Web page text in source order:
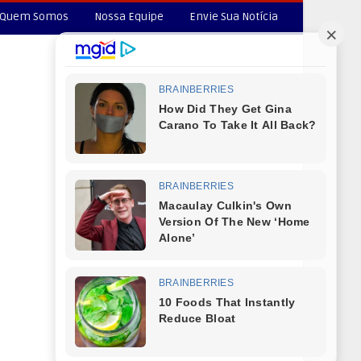
Quem Somos Nossa Equipe Envie Sua Notícia